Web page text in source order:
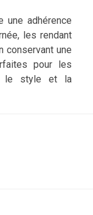
adhérence
les rendant
conservant une
pour les
le style et la